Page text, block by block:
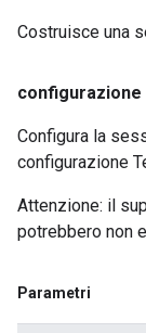
Costruisce una
configurazione
Configura la
configurazione
Attenzione: il
potrebbero non
Parametri